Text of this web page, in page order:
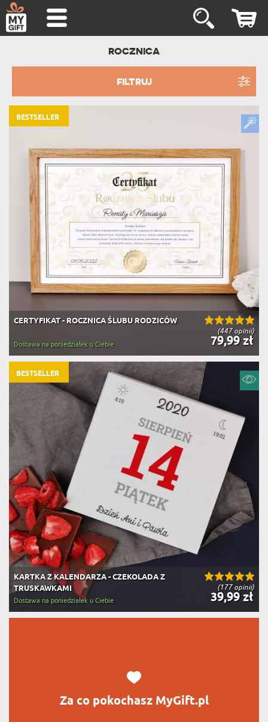
ROCZNICA
FILTRUJ
(447 opinii)
CERTYFIKAT - ROCZNICA ŚLUBU RODZICÓW
79,99 zł
Dostawa na poniedziałek u Ciebie
BESTSELLER
(177 opinii)
KARTKA Z KALENDARZA - CZEKOLADA Z
TRUSKAWKAMI
39,99 zł
Dostawa na poniedziałek u Ciebie
BESTSELLER
Za co pokochasz MyGift.pl